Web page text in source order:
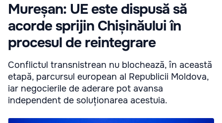
Mureșan: UE este dispusă să
acorde sprijin Chișinăului în
procesul de reintegrare
Conflictul transnistrean nu blochează, în această
etapă, parcursul european al Republicii Moldova,
iar negocierile de aderare pot avansa
independent de soluționarea acestuia.